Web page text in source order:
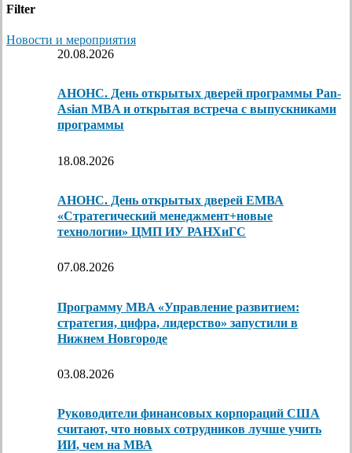
Filter
Новости и мероприятия
20.08.2026
АНОНС. День открытых дверей программы Pan-
Asian MBA и открытая встреча с выпускниками
программы
18.08.2026
АНОНС. День открытых дверей ЕМВА
«Стратегический менеджмент+новые
технологии» ЦМП ИУ РАНХиГС
07.08.2026
Программу MBA «Управление развитием:
стратегия, цифра, лидерство» запустили в
Нижнем Новгороде
03.08.2026
Руководители финансовых корпораций США
считают, что новых сотрудников лучше учить
ИИ, чем на МВА